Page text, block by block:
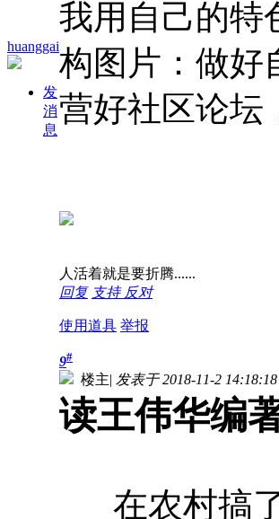
huanggai
发
消
息
我用自己的特
构图片：做好
营好社区论坛
人活着就是要折腾......
回复 支持 反对
使用道具 举报
9#
楼主| 发表于 2018-11-2 14:18:18
读王伟华编
在农村搞了